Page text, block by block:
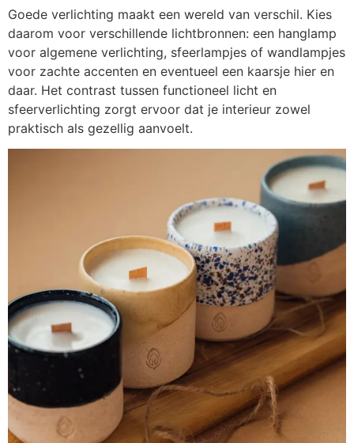
Goede verlichting maakt een wereld van verschil. Kies
daarom voor verschillende lichtbronnen: een hanglamp
voor algemene verlichting, sfeerlampjes of wandlampjes
voor zachte accenten en eventueel een kaarsje hier en
daar. Het contrast tussen functioneel licht en
sfeerverlichting zorgt ervoor dat je interieur zowel
praktisch als gezellig aanvoelt.